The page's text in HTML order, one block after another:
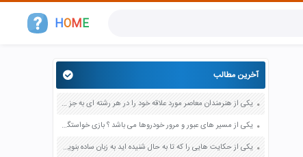
HOME
آخرین مطالب
یکی از هنرمندان معاصر مورد علاقه خود را در هر رشته ای به جز عکاسی صفحه 69 فرهنگ و هنر نهم
یکی از مسیر های عبور و مرور خودروها می باشد ؟ بازی خواستگاری جواب پاسخ
یکی از حکایت هایی را که تا به حال شنیده اید به زبان ساده بنویسید صفحه 97 نگارش ششم دبستان